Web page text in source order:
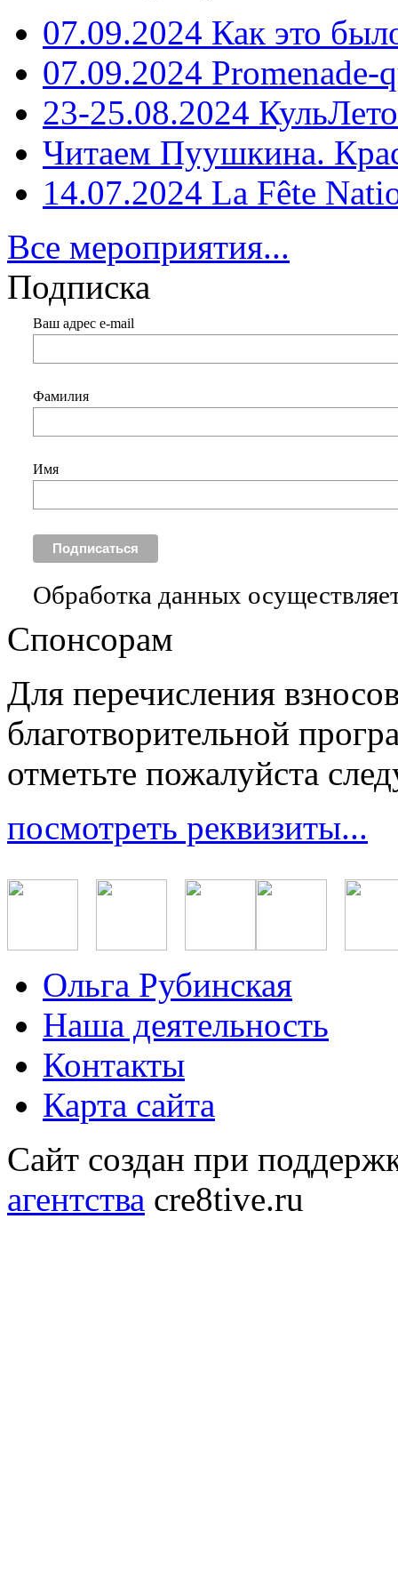
07.09.2024 Как это
07.09.2024 Promenade-
23-25.08.2024 КульЛето
Читаем Пуушкина.
14.07.2024 La Fête
Все мероприятия...
Подписка
Ваш адрес e-mail
Фамилия
Имя
Обработка данных
Спонсорам
Для перечисления
благотворительной
отметьте пожалуйста
посмотреть реквизиты...
Ольга Рубинская
Наша деятельность
Контакты
Карта сайта
Сайт создан при
агентства cre8tive.ru